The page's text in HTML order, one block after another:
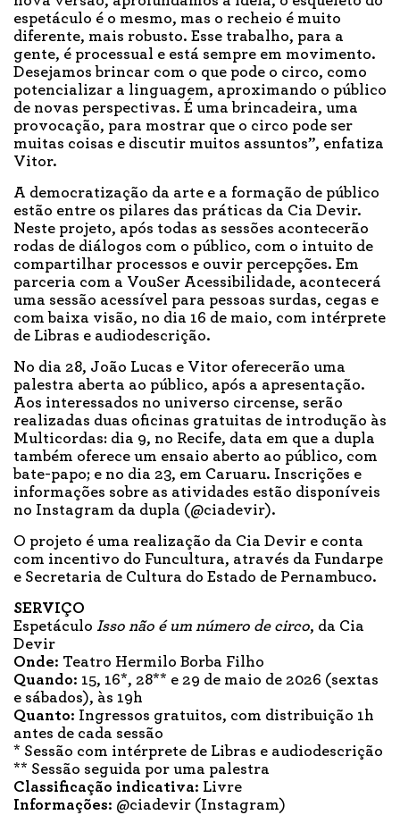
espetáculo é o mesmo, mas o recheio é muito
diferente, mais robusto. Esse trabalho, para a
gente, é processual e está sempre em movimento.
Desejamos brincar com o que pode o circo, como
potencializar a linguagem, aproximando o público
de novas perspectivas. É uma brincadeira, uma
provocação, para mostrar que o circo pode ser
muitas coisas e discutir muitos assuntos”, enfatiza
Vitor.
A democratização da arte e a formação de público
estão entre os pilares das práticas da Cia Devir.
Neste projeto, após todas as sessões acontecerão
rodas de diálogos com o público, com o intuito de
compartilhar processos e ouvir percepções. Em
parceria com a VouSer Acessibilidade, acontecerá
uma sessão acessível para pessoas surdas, cegas e
com baixa visão, no dia 16 de maio, com intérprete
de Libras e audiodescrição.
No dia 28, João Lucas e Vitor oferecerão uma
palestra aberta ao público, após a apresentação.
Aos interessados no universo circense, serão
realizadas duas oficinas gratuitas de introdução às
Multicordas: dia 9, no Recife, data em que a dupla
também oferece um ensaio aberto ao público, com
bate-papo; e no dia 23, em Caruaru. Inscrições e
informações sobre as atividades estão disponíveis
no Instagram da dupla (@ciadevir).
O projeto é uma realização da Cia Devir e conta
com incentivo do Funcultura, através da Fundarpe
e Secretaria de Cultura do Estado de Pernambuco.
SERVIÇO
Espetáculo Isso não é um número de circo, da Cia
Devir
Onde: Teatro Hermilo Borba Filho
Quando: 15, 16*, 28** e 29 de maio de 2026 (sextas
e sábados), às 19h
Quanto: Ingressos gratuitos, com distribuição 1h
antes de cada sessão
* Sessão com intérprete de Libras e audiodescrição
** Sessão seguida por uma palestra
Classificação indicativa: Livre
Informações: @ciadevir (Instagram)